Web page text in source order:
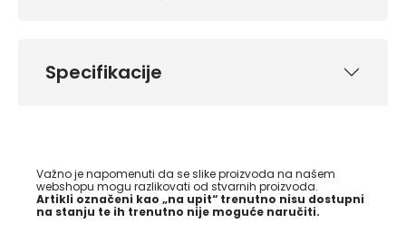
Specifikacije
Važno je napomenuti da se slike proizvoda na našem
webshopu mogu razlikovati od stvarnih proizvoda.
Artikli označeni kao „na upit“ trenutno nisu dostupni
na stanju te ih trenutno nije moguće naručiti.